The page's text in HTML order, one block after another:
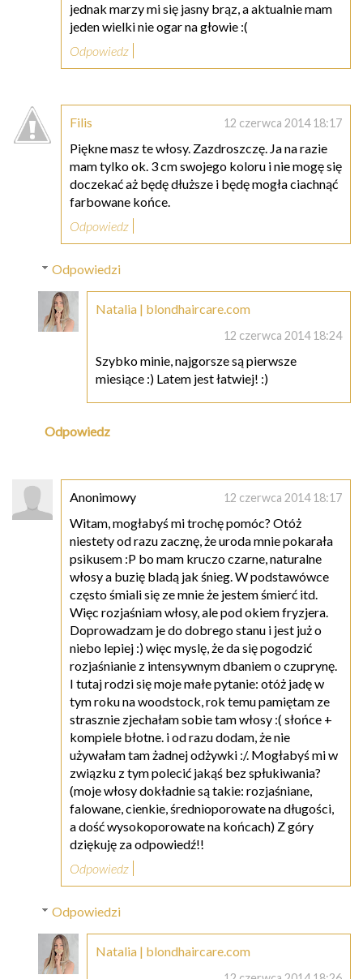
jednak marzy mi się jasny brąz, a aktualnie mam
jeden wielki nie ogar na głowie :(
Odpowiedz
Filis 12 czerwca 2014 18:17
Piękne masz te włosy. Zazdroszczę. Ja na razie
mam tylko ok. 3 cm swojego koloru i nie mogę się
doczekać aż będę dłuższe i będę mogła ciachnąć
farbowane końce.
Odpowiedz
Odpowiedzi
Natalia | blondhaircare.com
12 czerwca 2014 18:24
Szybko minie, najgorsze są pierwsze
miesiące :) Latem jest łatwiej! :)
Odpowiedz
Anonimowy 12 czerwca 2014 18:17
Witam, mogłabyś mi trochę pomóc? Otóż
niestety od razu zacznę, że uroda mnie pokarała
psikusem :P bo mam kruczo czarne, naturalne
włosy a buzię bladą jak śnieg. W podstawówce
często śmiali się ze mnie że jestem śmierć itd.
Więc rozjaśniam włosy, ale pod okiem fryzjera.
Doprowadzam je do dobrego stanu i jest już o
niebo lepiej :) więc myslę, że da się pogodzić
rozjaśnianie z intensywnym dbaniem o czuprynę.
I tutaj rodzi się moje małe pytanie: otóż jadę w
tym roku na woodstock, rok temu pamiętam ze
strasznie zjechałam sobie tam włosy :( słońce +
kompiele błotne. i od razu dodam, że nie
używałam tam żadnej odżywki :/. Mogłabyś mi w
związku z tym polecić jakąś bez spłukiwania?
(moje włosy dokładnie są takie: rozjaśniane,
falowane, cienkie, średnioporowate na długości,
a dość wysokoporowate na końcach) Z góry
dziękuję za odpowiedź!!
Odpowiedz
Odpowiedzi
Natalia | blondhaircare.com